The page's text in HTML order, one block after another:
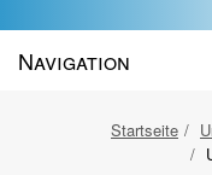
Navigation
Startseite